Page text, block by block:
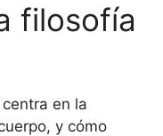
filosofía
en la
y cómo